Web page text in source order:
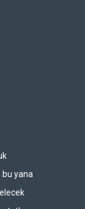
bu yana